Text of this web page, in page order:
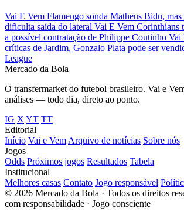
Vai E Vem Flamengo sonda Matheus Bidu,
dificulta saída do lateral Vai E Vem Corinthians
a possível contratação de Philippe Coutinho Vai
críticas de Jardim, Gonzalo Plata pode ser
League
Mercado da Bola
O transfermarket do futebol brasileiro. Vai e
análises — todo dia, direto ao ponto.
IG X YT TT
Editorial
Início Vai e Vem Arquivo de notícias Sobre nós
Jogos
Odds Próximos jogos Resultados Tabela
Institucional
Melhores casas Contato Jogo responsável
© 2026 Mercado da Bola · Todos os direitos
com responsabilidade · Jogo consciente